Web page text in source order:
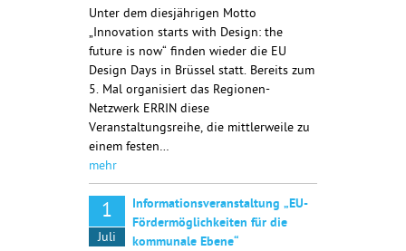
Unter dem diesjährigen Motto
„Innovation starts with Design: the
future is now“ finden wieder die EU
Design Days in Brüssel statt. Bereits zum
5. Mal organisiert das Regionen-
Netzwerk ERRIN diese
Veranstaltungsreihe, die mittlerweile zu
einem festen…
mehr
1
Juli
Informationsveranstaltung „EU-
Fördermöglichkeiten für die
kommunale Ebene“